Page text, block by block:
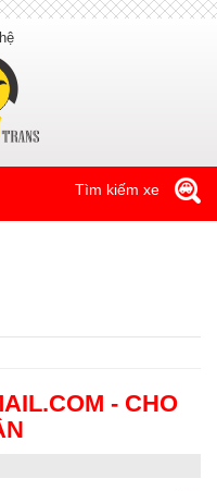
Tìm kiếm xe
- CHO